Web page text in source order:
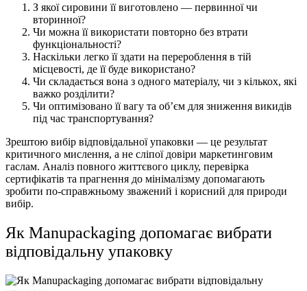
З якої сировини її виготовлено — первинної чи
вторинної?
Чи можна її використати повторно без втрати
функціональності?
Наскільки легко її здати на перероблення в тій
місцевості, де її буде використано?
Чи складається вона з одного матеріалу, чи з кількох, які
важко розділити?
Чи оптимізовано її вагу та об’єм для зниження викидів
під час транспортування?
Зрештою вибір відповідальноїупаковки — це результат
критичного мислення, а не сліпої довіри маркетинговим
гаслам. Аналіз повного життєвого циклу, перевірка
сертифікатів та прагнення до мінімалізму допомагають
зробити по-справжньому зважений і корисний для природи
вибір.
Як Manupackaging допомагає вибрати
відповідальну упаковку